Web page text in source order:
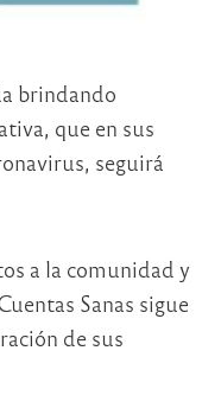
brindando
que en sus
seguirá
a la comunidad y
Sanas sigue
de sus